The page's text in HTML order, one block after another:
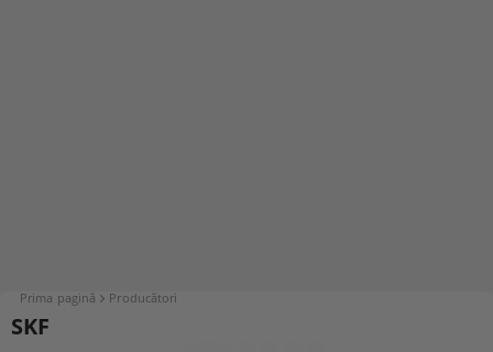
Prima pagină Producători
SKF